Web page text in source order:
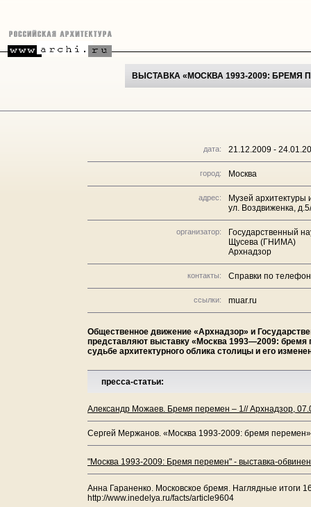
ВЫСТАВКА «МОСКВА 1993-2009: БРЕМЯ
дата: 21.12.2009 -
город: Москва
адрес:
Музей архитектуры
ул. Воздвиженка,
организатор:
Государственный
Щусева (ГНИМА)
Архнадзор
контакты: Справки по
ссылки: muar.ru
Общественное движение «Архнадзор» и
представляют выставку «Москва 1993—2009: бремя
судьбе архитектурного облика столицы и его
пресса-статьи:
Александр Можаев. Бремя перемен – 1// Архнадзор,
Сергей Мержанов. «Москва 1993-2009: бремя
"Москва 1993-2009: Бремя перемен" - выставка-
Анна Гараненко. Московское бремя. Наглядные итоги
http://www.inedelya.ru/facts/article9604